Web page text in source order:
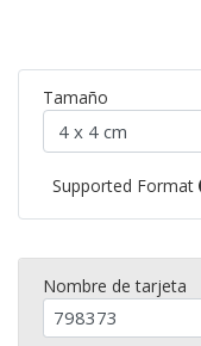
Tamaño
Supported Format
Nombre de tarjeta